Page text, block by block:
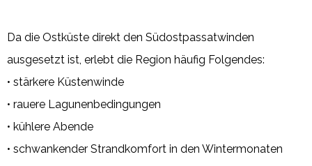
Da die Ostküste direkt den Südostpassatwinden
ausgesetzt ist, erlebt die Region häufig Folgendes:
• stärkere Küstenwinde
• rauere Lagunenbedingungen
• kühlere Abende
• schwankender Strandkomfort in den Wintermonaten